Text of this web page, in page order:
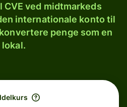
CVE ved midtmarkeds
internationale konto til
penge som en
lokal.